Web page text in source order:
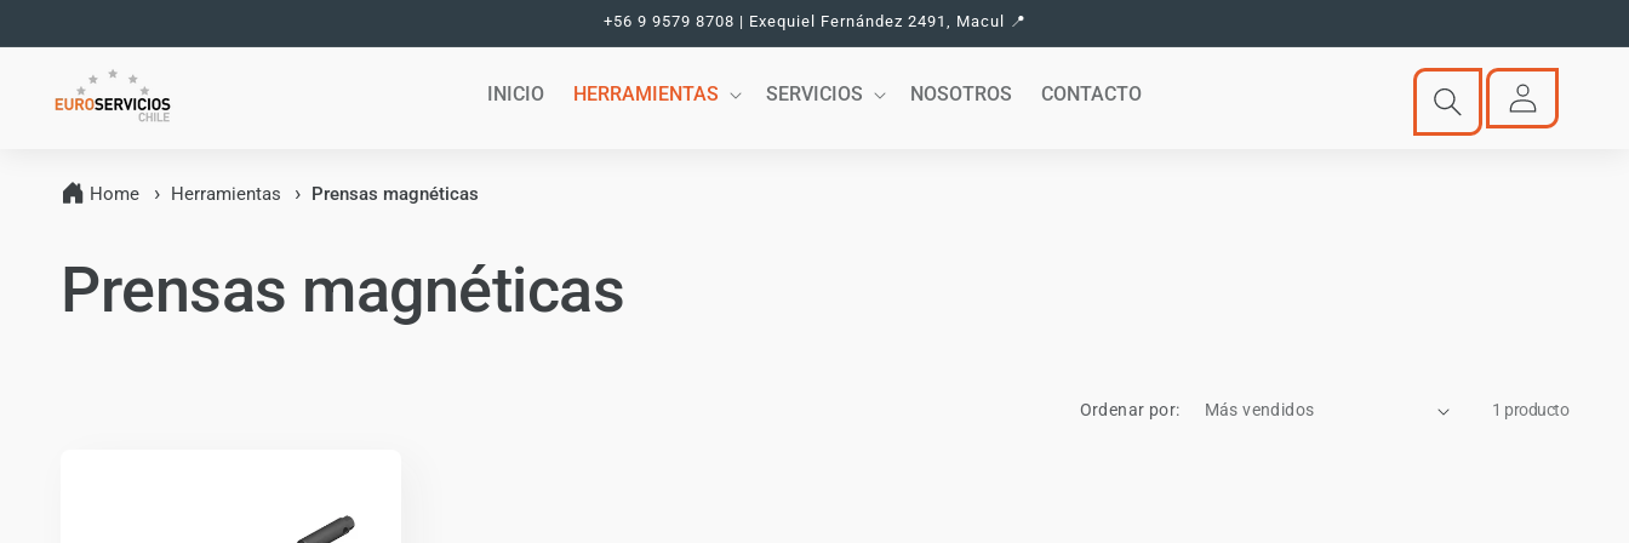
al contenido
+56 9 9579 8708 | Exequiel Fernández 2491, Macul 📍
INICIO HERRAMIENTAS SERVICIOS NOSOTROS CONTACTO
Iniciar
sesión
Home Herramientas Prensas magnéticas
C
Prensas magnéticas
Ordenar por: 1 producto